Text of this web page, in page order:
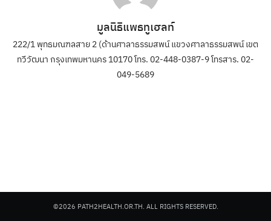
มูลนิธิแพธทูเฮลท์
222/1 พุทธมณฑลสาย 2 (ด้านศาลาธรรมสพน์ แขวงศาลาธรรมสพน์ เขต
ทวีวัฒนา กรุงเทพมหานคร 10170 โทร. 02-448-0387-9 โทรสาร. 02-
049-5689
©2026 PATH2HEALTH.OR.TH. ALL RIGHTS RESERVED.